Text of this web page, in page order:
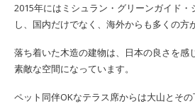
2015年にはミシュラン・グリーンガイド
し、国内だけでなく、海外からも多くの方
落ち着いた木造の建物は、日本の良さを感
素敵な空間になっています。
ペット同伴OKなテラス席からは大山とそ